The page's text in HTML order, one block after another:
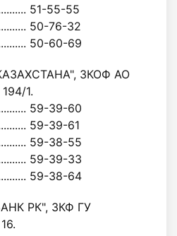
51-55-55
50-76-32
50-60-69
ЗКОФ АО
1.
59-39-60
59-39-61
59-38-55
59-39-33
59-38-64
РК", ЗКФ ГУ